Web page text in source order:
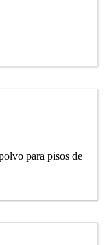
para pisos de